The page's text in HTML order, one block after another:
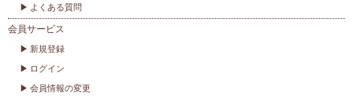
よくある質問
会員サービス
新規登録
ログイン
会員情報の変更